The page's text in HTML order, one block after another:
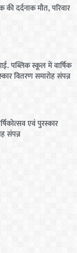
की दर्दनाक मौत, परिवार
पब्लिक स्कूल में वार्षिक
वितरण समारोह संपन्न
एवं पुरस्कार
संपन्न